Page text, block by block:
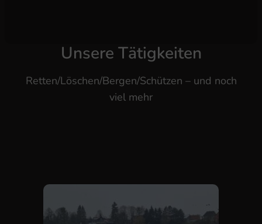
Unsere Tätigkeiten
Retten/Löschen/Bergen/Schützen – und noch
viel mehr